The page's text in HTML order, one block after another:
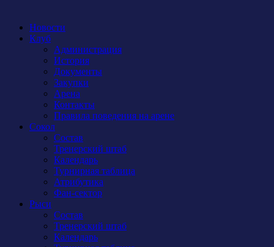
Новости
Клуб
Администрация
История
Документы
Закупки
Арена
Контакты
Правила поведения на арене
Сокол
Состав
Тренерский штаб
Календарь
Турнирная таблица
Атрибутика
Фан-сектор
Рыси
Состав
Тренерский штаб
Календарь